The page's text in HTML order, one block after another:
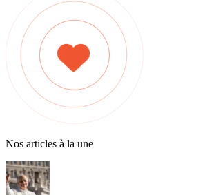
Nos articles à la une